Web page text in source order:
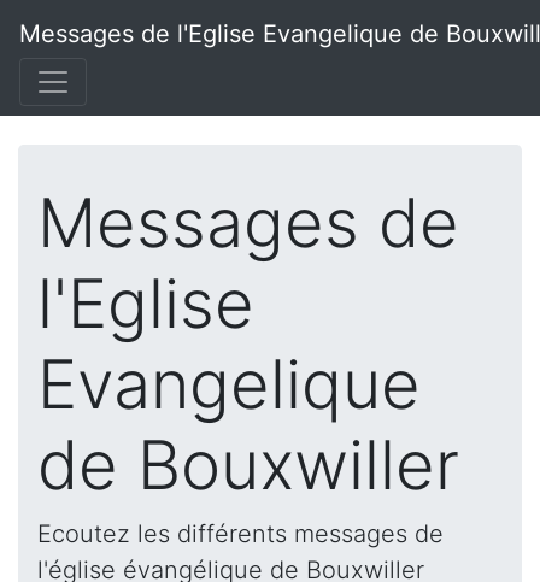
Messages de l'Eglise Evangelique de
Messages de
l'Eglise
Evangelique
de Bouxwiller
Ecoutez les différents messages de
l'église évangélique de Bouxwiller